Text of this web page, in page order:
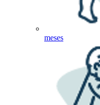
meses